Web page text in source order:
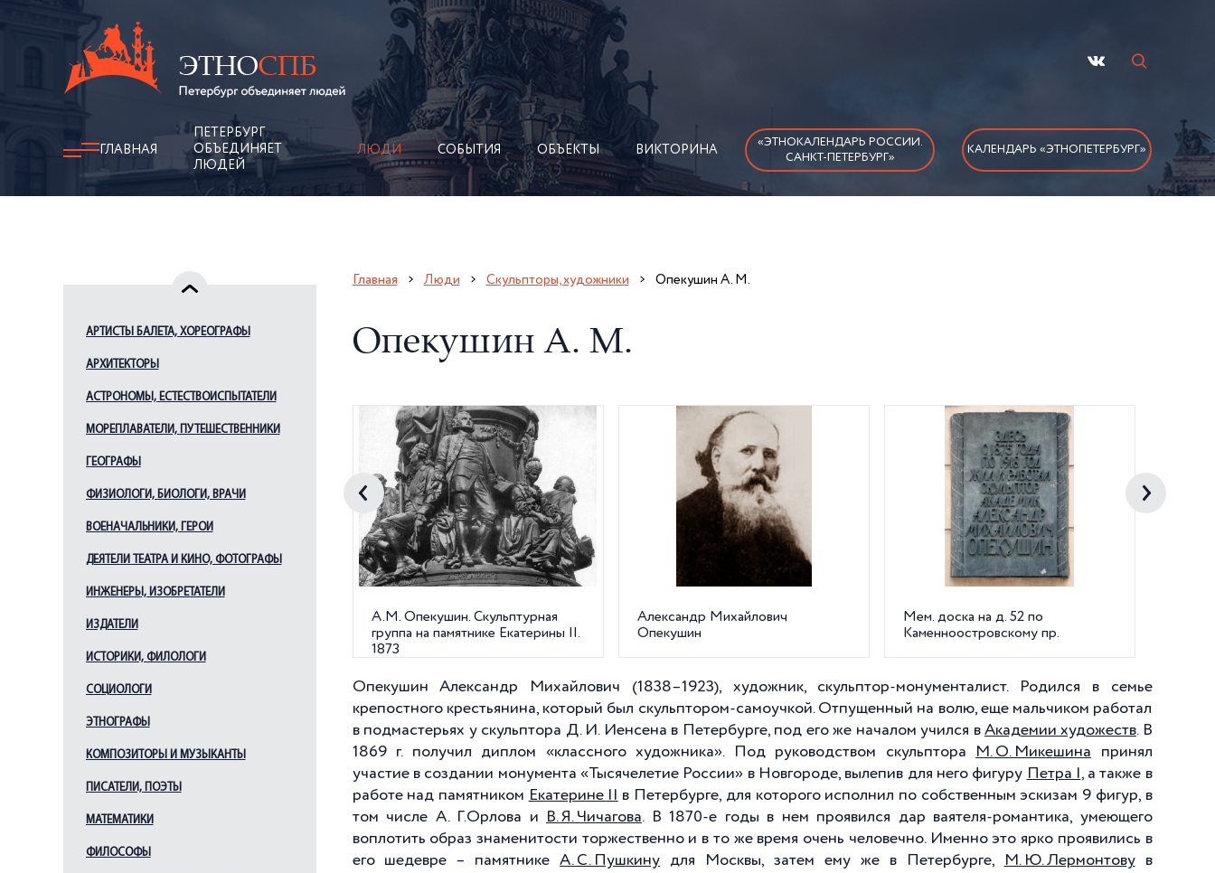
ГЛАВНАЯ
ПЕТЕРБУРГ
ОБЪЕДИНЯЕТ
ЛЮДЕЙ
ЛЮДИ СОБЫТИЯ ОБЪЕКТЫ ВИКТОРИНА
«ЭТНОКАЛЕНДАРЬ РОССИИ.
САНКТ-ПЕТЕРБУРГ»
КАЛЕНДАРЬ «ЭТНОПЕТЕРБУРГ»
АРТИСТЫ БАЛЕТА, ХОРЕОГРАФЫ
АРХИТЕКТОРЫ
АСТРОНОМЫ, ЕСТЕСТВОИСПЫТАТЕЛИ
МОРЕПЛАВАТЕЛИ, ПУТЕШЕСТВЕННИКИ
ГЕОГРАФЫ
ФИЗИОЛОГИ, БИОЛОГИ, ВРАЧИ
ВОЕНАЧАЛЬНИКИ, ГЕРОИ
ДЕЯТЕЛИ ТЕАТРА И КИНО, ФОТОГРАФЫ
ИНЖЕНЕРЫ, ИЗОБРЕТАТЕЛИ
ИЗДАТЕЛИ
ИСТОРИКИ, ФИЛОЛОГИ
СОЦИОЛОГИ
ЭТНОГРАФЫ
КОМПОЗИТОРЫ И МУЗЫКАНТЫ
ПИСАТЕЛИ, ПОЭТЫ
МАТЕМАТИКИ
ФИЛОСОФЫ
Главная Люди Скульпторы, художники Опекушин А. М.
Опекушин А. М.
А.М. Опекушин. Скульптурная
группа на памятнике Екатерины II.
1873
Александр Михайлович
Опекушин
Мем. доска на д. 52 по
Каменноостровскому пр.
Опекушин Александр Михайлович (1838–1923), художник, скульптор-монументалист. Родился в семье
крепостного крестьянина, который был скульптором-самоучкой. Отпущенный на волю, еще мальчиком работал
в подмастерьях у скульптора Д. И. Иенсена в Петербурге, под его же началом учился в Академии художеств. В
1869 г. получил диплом «классного художника». Под руководством скульптора
М. О. Микешина принял
участие в создании монумента «Тысячелетие России» в Новгороде, вылепив для него фигуру Петра I, а также в
работе над памятником Екатерине II в Петербурге, для которого исполнил по собственным эскизам 9 фигур, в
том числе А. Г.Орлова и
В. Я. Чичагова. В 1870-е годы в нем проявился дар ваятеля-романтика, умеющего
воплотить образ знаменитости торжественно и в то же время очень человечно. Именно это ярко проявились в
его шедевре – памятникеА. С. Пушкину для Москвы, затем ему же в Петербурге, М. Ю. Лермонтовув